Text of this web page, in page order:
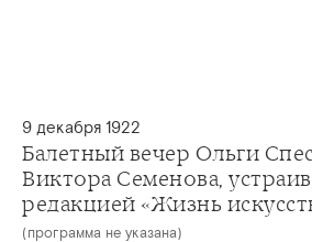
9 декабря 1922
Балетный вечер Ольги
Виктора Семенова,
редакцией «Жизнь
(программа не указана)